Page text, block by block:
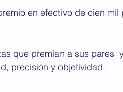
en efectivo de cien mil
que premian a sus pares
precisión y objetividad.